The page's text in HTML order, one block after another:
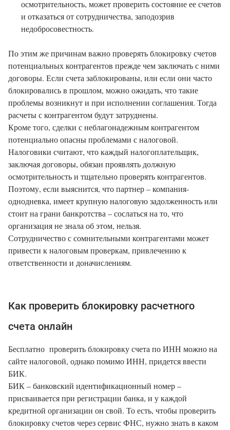
осмотрительность, может проверить состояние ее счетов
и отказаться от сотрудничества, заподозрив
недобросовестность.
По этим же причинам важно проверять блокировку счетов
потенциальных контрагентов прежде чем заключать с ними
договоры. Если счета заблокированы, или если они часто
блокировались в прошлом, можно ожидать, что такие
проблемы возникнут и при исполнении соглашения. Тогда
расчеты с контрагентом будут затруднены.
Кроме того, сделки с неблагонадежным контрагентом
потенциально опасны проблемами с налоговой.
Налоговики считают, что каждый налогоплательщик,
заключая договоры, обязан проявлять должную
осмотрительность и тщательно проверять контрагентов.
Поэтому, если выяснится, что партнер – компания-
однодневка, имеет крупную налоговую задолженность или
стоит на грани банкротства – сослаться на то, что
организация не знала об этом, нельзя.
Сотрудничество с сомнительными контрагентами может
привести к налоговым проверкам, привлечению к
ответственности и доначислениям.
Как проверить блокировку расчетного
счета онлайн
Бесплатно проверить блокировку счета по ИНН можно на
сайте налоговой, однако помимо ИНН, придется ввести
БИК.
БИК – банковский идентификационный номер –
присваивается при регистрации банка, и у каждой
кредитной организации он свой. То есть, чтобы проверить
блокировку счетов через сервис ФНС, нужно знать в каком